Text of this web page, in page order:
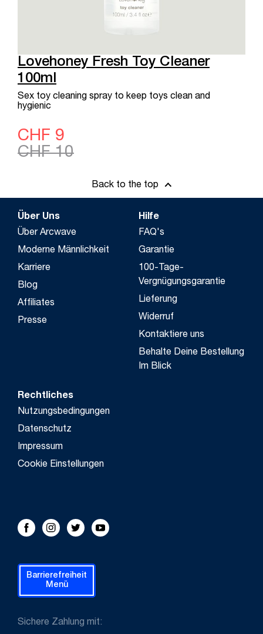
Lovehoney Fresh Toy Cleaner
100ml
Sex toy cleaning spray to keep toys clean and
hygienic
CHF 9
CHF 10
Back to the top
Über Uns
Über Arcwave
Moderne Männlichkeit
Karriere
Blog
Affiliates
Presse
Hilfe
FAQ's
Garantie
100-Tage-
Vergnügungsgarantie
Lieferung
Widerruf
Kontaktiere uns
Behalte Deine Bestellung
Im Blick
Rechtliches
Nutzungsbedingungen
Datenschutz
Impressum
Cookie Einstellungen
FOLLOW US!
FacebookInstagram
TwitterYoutube
Sichere Zahlung mit:
Barrierefreiheit
Menü